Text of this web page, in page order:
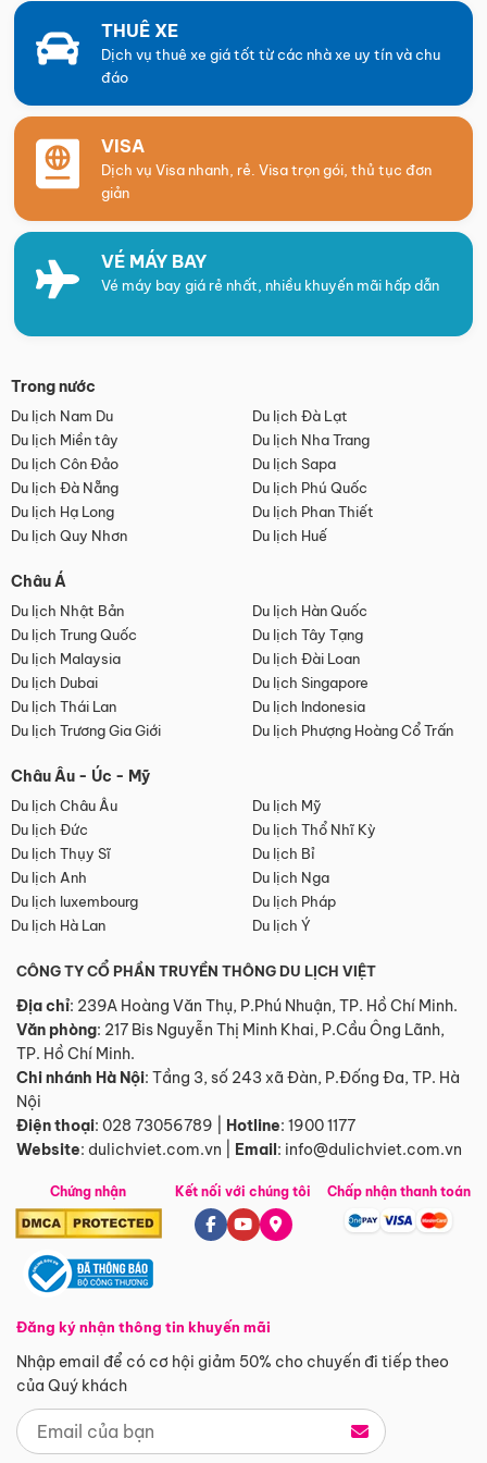
THUÊ XE
Dịch vụ thuê xe giá tốt từ các nhà xe uy tín và chu
đáo
VISA
Dịch vụ Visa nhanh, rẻ. Visa trọn gói, thủ tục đơn
giản
VÉ MÁY BAY
Vé máy bay giá rẻ nhất, nhiều khuyến mãi hấp dẫn
Trong nước
Du lịch Nam Du
Du lịch Đà Lạt
Du lịch Miền tây
Du lịch Nha Trang
Du lịch Côn Đảo
Du lịch Sapa
Du lịch Đà Nẵng
Du lịch Phú Quốc
Du lịch Hạ Long
Du lịch Phan Thiết
Du lịch Quy Nhơn
Du lịch Huế
Châu Á
Du lịch Nhật Bản
Du lịch Hàn Quốc
Du lịch Trung Quốc
Du lịch Tây Tạng
Du lịch Malaysia
Du lịch Đài Loan
Du lịch Dubai
Du lịch Singapore
Du lịch Thái Lan
Du lịch Indonesia
Du lịch Trương Gia Giới
Du lịch Phượng Hoàng Cổ Trấn
Châu Âu - Úc - Mỹ
Du lịch Châu Âu
Du lịch Mỹ
Du lịch Đức
Du lịch Thổ Nhĩ Kỳ
Du lịch Thụy Sĩ
Du lịch Bỉ
Du lịch Anh
Du lịch Nga
Du lịch luxembourg
Du lịch Pháp
Du lịch Hà Lan
Du lịch Ý
CÔNG TY CỔ PHẦN TRUYỀN THÔNG DU LỊCH VIỆT
Địa chỉ: 239A Hoàng Văn Thụ, P.Phú Nhuận, TP. Hồ Chí Minh.
Văn phòng: 217 Bis Nguyễn Thị Minh Khai, P.Cầu Ông Lãnh,
TP. Hồ Chí Minh.
Chi nhánh Hà Nội: Tầng 3, số 243 xã Đàn, P.Đống Đa, TP. Hà
Nội
Điện thoại: 028 73056789 Hotline: 1900 1177
Website: dulichviet.com.vn Email: info@dulichviet.com.vn
Chứng nhận
Đăng ký nhận thông tin khuyến mãi
Nhập email để có cơ hội giảm 50% cho chuyến đi tiếp theo
của Quý khách
Kết nối với chúng tôi Chấp nhận thanh toán